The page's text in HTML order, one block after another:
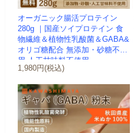
オーガニック腸活プロテイン
280g ｜国産ソイプロテイン 食
物繊維＆植物性乳酸菌＆GABA&
オリゴ糖配合 無添加・砂糖不使
用 人工甘味料不使用 ...
1,980円(税込)